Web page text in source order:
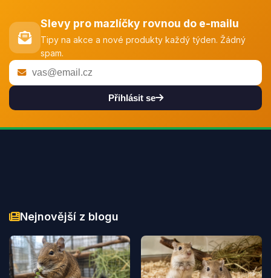
Slevy pro mazlíčky rovnou do e-mailu
Tipy na akce a nové produkty každý týden. Žádný
spam.
Přihlásit se
Nejnovější z blogu